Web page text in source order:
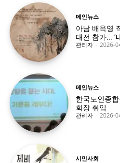
메인뉴스
아남 배옥영
대전 참가… ‘
관리자 - 2026-
메인뉴스
한국노인종
회장 취임
관리자 - 2026-
시민사회